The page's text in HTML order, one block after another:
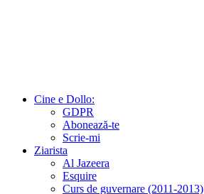
Cine e Dollo:
GDPR
Abonează-te
Scrie-mi
Ziarista
Al Jazeera
Esquire
Curs de guvernare (2011-2013)